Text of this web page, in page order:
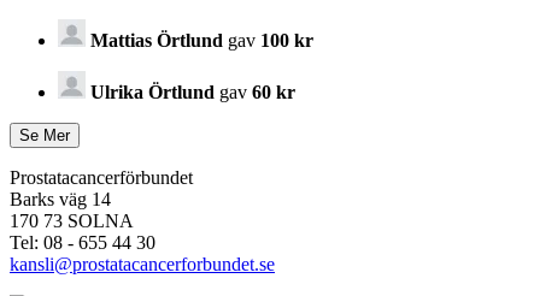
Mattias Örtlund gav 100 kr
Ulrika Örtlund gav 60 kr
Prostatacancerförbundet
Barks väg 14
170 73 SOLNA
Tel: 08 - 655 44 30
kansli@prostatacancerforbundet.se